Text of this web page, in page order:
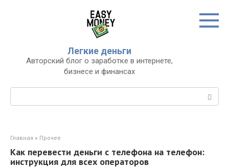
Легкие деньги
Авторский блог о заработке в интернете,
бизнесе и финансах
Поиск:
Главная » Прочее
Как перевести деньги с телефона на телефон:
инструкция для всех операторов